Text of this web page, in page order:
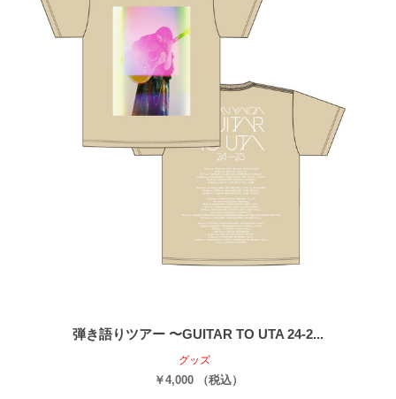
弾き語りツアー 〜GUITAR TO UTA 24-2...
グッズ
￥4,000 （税込）